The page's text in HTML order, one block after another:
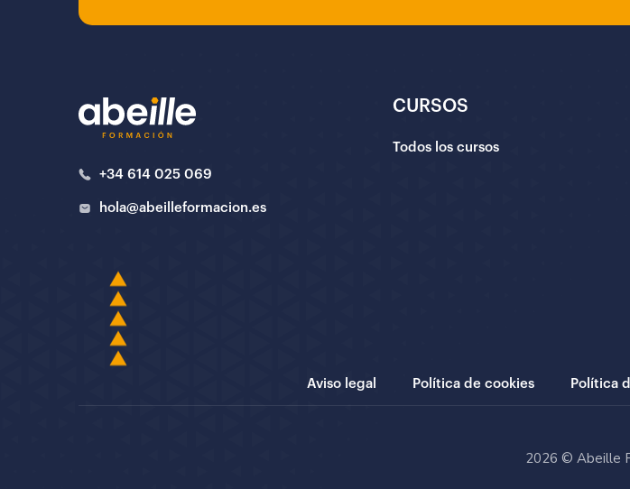
+34 614 025 069
hola@abeilleformacion.es
CURSOS
Todos los cursos
Aviso legal Política de cookies Política
2026 © Abeille